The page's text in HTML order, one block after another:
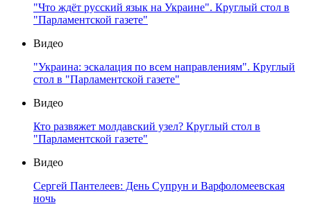
"Что ждёт русский язык на Украине". Круглый стол в
"Парламентской газете"
Видео
"Украина: эскалация по всем направлениям". Круглый
стол в "Парламентской газете"
Видео
Кто развяжет молдавский узел? Круглый стол в
"Парламентской газете"
Видео
Сергей Пантелеев: День Супрун и Варфоломеевская
ночь